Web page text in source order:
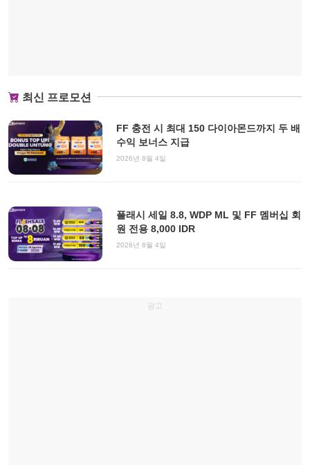
최신 프로모션
FF 충전 시 최대 150 다이아몬드까지 두 배
수익 보너스 지급
2026년 8월 4일
플래시 세일 8.8, WDP ML 및 FF 멤버십 회
원 전용 8,000 IDR
2026년 8월 4일
광고